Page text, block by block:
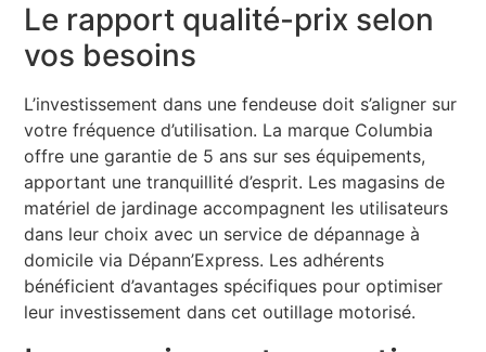
Le rapport qualité-prix selon
vos besoins
L’investissement dans une fendeuse doit s’aligner sur
votre fréquence d’utilisation. La marque Columbia
offre une garantie de 5 ans sur ses équipements,
apportant une tranquillité d’esprit. Les magasins de
matériel de jardinage accompagnent les utilisateurs
dans leur choix avec un service de dépannage à
domicile via Dépann’Express. Les adhérents
bénéficient d’avantages spécifiques pour optimiser
leur investissement dans cet outillage motorisé.